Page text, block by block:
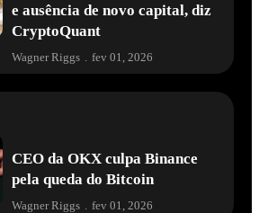
e ausência de novo capital, diz
CryptoQuant
Wagner Riggs . fev 01, 2026
CEO da OKX culpa Binance
pela queda do Bitcoin
Wagner Riggs fev 01, 2026